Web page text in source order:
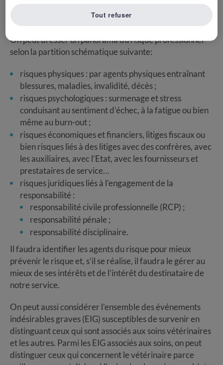
d’événements indésirables graves (EIG) jalonnent
l’exercice du praticien.
On peut dresser un panorama du risque professionnel
selon la partition schématique suivante:
risques physiques : par agents physiques entraînant
blessures, maladies, invalidité, décès ;
risques psychologiques : surmenage et stress
conduisant au sentiment d’échec, à la fatigue ou bien
même au burn-out ;
risques économiques et financiers, litiges fiscaux ou
bien risques liés à des litiges avec des confrères, avec
les auxiliaires, avec l’Etat, avec les fournisseurs et
prestataires de service…
risques juridiques liés à l’engagement de la
responsabilité :
responsabilité civile professionnelle (RCP) ;
responsabilité pénale ;
responsabilité disciplinaire.
Il faudra identifier les agents du risque pour mieux
prévenir le risque et, s’il se réalise, il faudra le gérer au
mieux de ses intérêts et de l’intérêt du destinataire de
notre service.
On peut aussi considérer l’ensemble des événements
indésirables graves (EIG) susceptibles de survenir en
distinguant ceux qui sont associés aux soins vétérinaires
et les autres. Parmi les EIG associés aux soins, on peut
distinguer ceux qui concernent le vétérinaire parce
Tout refuser